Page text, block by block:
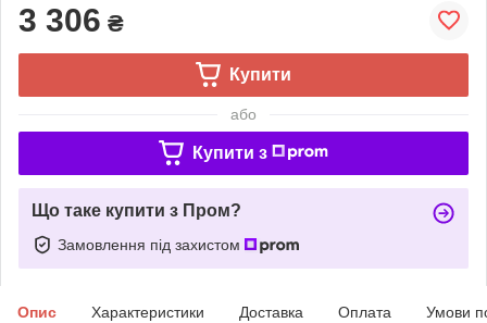
3 306 ₴
Купити
або
Купити з
Що таке купити з Пром?
Замовлення під захистом
Опис Характеристики Доставка Оплата Умови